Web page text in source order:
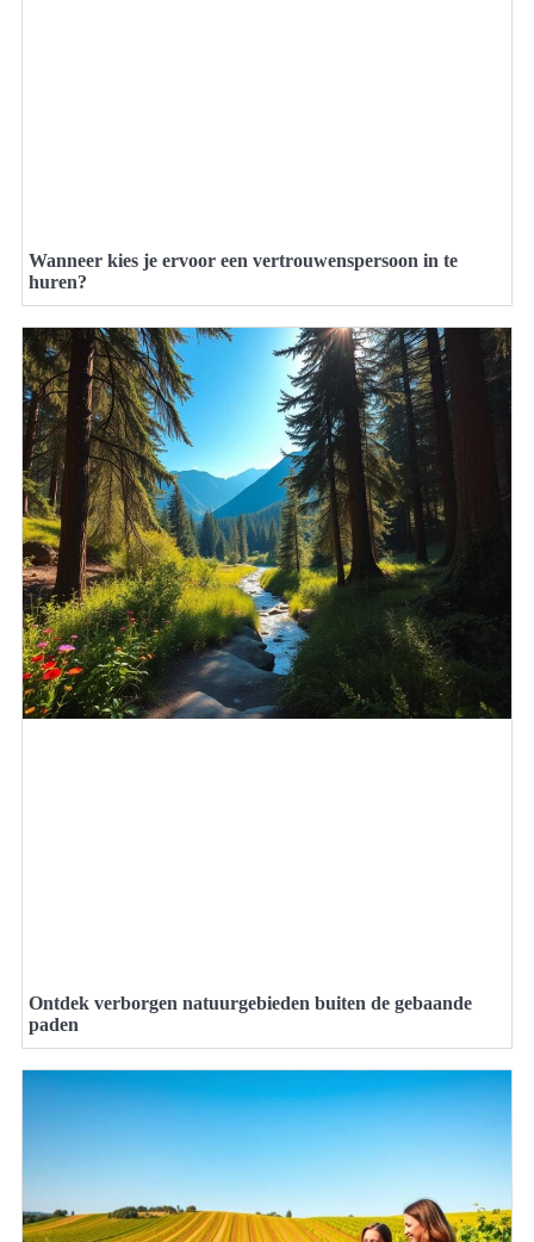
Wanneer kies je ervoor een vertrouwenspersoon in te
huren?
Ontdek verborgen natuurgebieden buiten de gebaande
paden